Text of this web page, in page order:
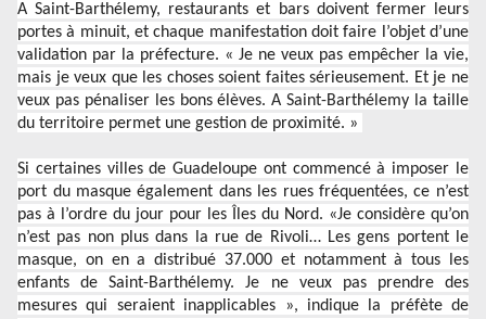
A Saint-Barthélemy, restaurants et bars doivent fermer leurs
portes à minuit, et chaque manifestation doit faire l’objet d’une
validation par la préfecture. « Je ne veux pas empêcher la vie,
mais je veux que les choses soient faites sérieusement. Et je ne
veux pas pénaliser les bons élèves. A Saint-Barthélemy la taille
du territoire permet une gestion de proximité. »
Si certaines villes de Guadeloupe ont commencé à imposer le
port du masque également dans les rues fréquentées, ce n’est
pas à l’ordre du jour pour les Îles du Nord. «Je considère qu’on
n’est pas non plus dans la rue de Rivoli… Les gens portent le
masque, on en a distribué 37.000 et notamment à tous les
enfants de Saint-Barthélemy. Je ne veux pas prendre des
mesures qui seraient inapplicables », indique la préfète de